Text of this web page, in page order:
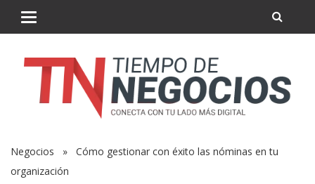
Negocios » Cómo gestionar con éxito las nóminas en tu
organización